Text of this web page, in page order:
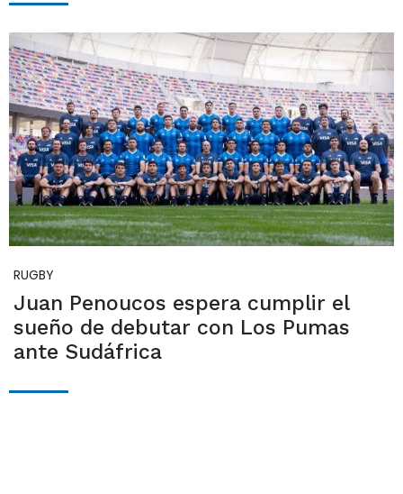
RUGBY
Juan Penoucos espera cumplir el
sueño de debutar con Los Pumas
ante Sudáfrica